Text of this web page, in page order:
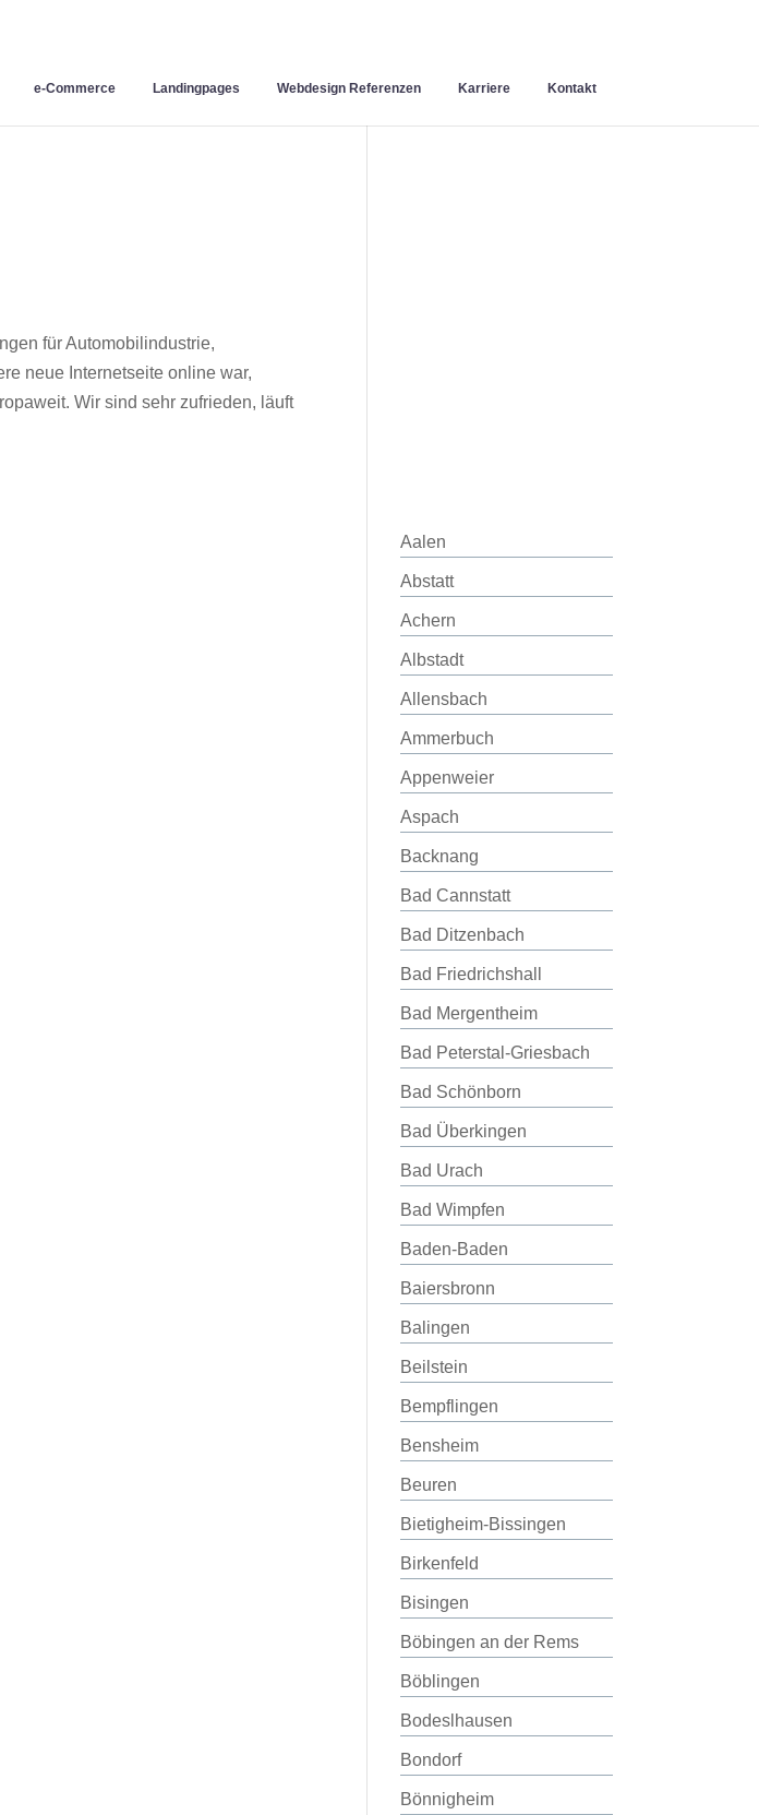
e-Commerce Landingpages Webdesign Referenzen Karriere Kontakt
für Automobilindustrie,
neue Internetseite online war,
Wir sind sehr zufrieden, läuft
Aalen
Abstatt
Achern
Albstadt
Allensbach
Ammerbuch
Appenweier
Aspach
Backnang
Bad Cannstatt
Bad Ditzenbach
Bad Friedrichshall
Bad Mergentheim
Bad Peterstal-Griesbach
Bad Schönborn
Bad Überkingen
Bad Urach
Bad Wimpfen
Baden-Baden
Baiersbronn
Balingen
Beilstein
Bempflingen
Bensheim
Beuren
Bietigheim-Bissingen
Birkenfeld
Bisingen
Böbingen an der Rems
Böblingen
Bodeslhausen
Bondorf
Bönnigheim